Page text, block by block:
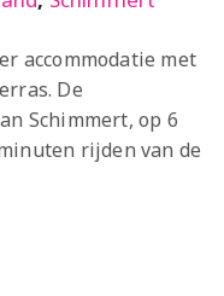
accommodatie met
De
Schimmert, op 6
rijden van de